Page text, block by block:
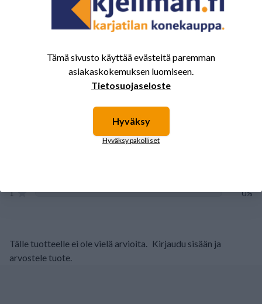
LISÄÄ OSTOSKORIIN
ARVOSTELUJEN YHTEENVETO
Yhteensä 0 Arvostelut
1
0%
Tälle tuotteelle ei ole vielä arvioita. Kirjaudu sisään ja
arvostele tuote.
Tämä sivusto käyttää evästeitä paremman
asiakaskokemuksen luomiseen.
Tietosuojaseloste
Hyväksy
Hyväksy pakolliset